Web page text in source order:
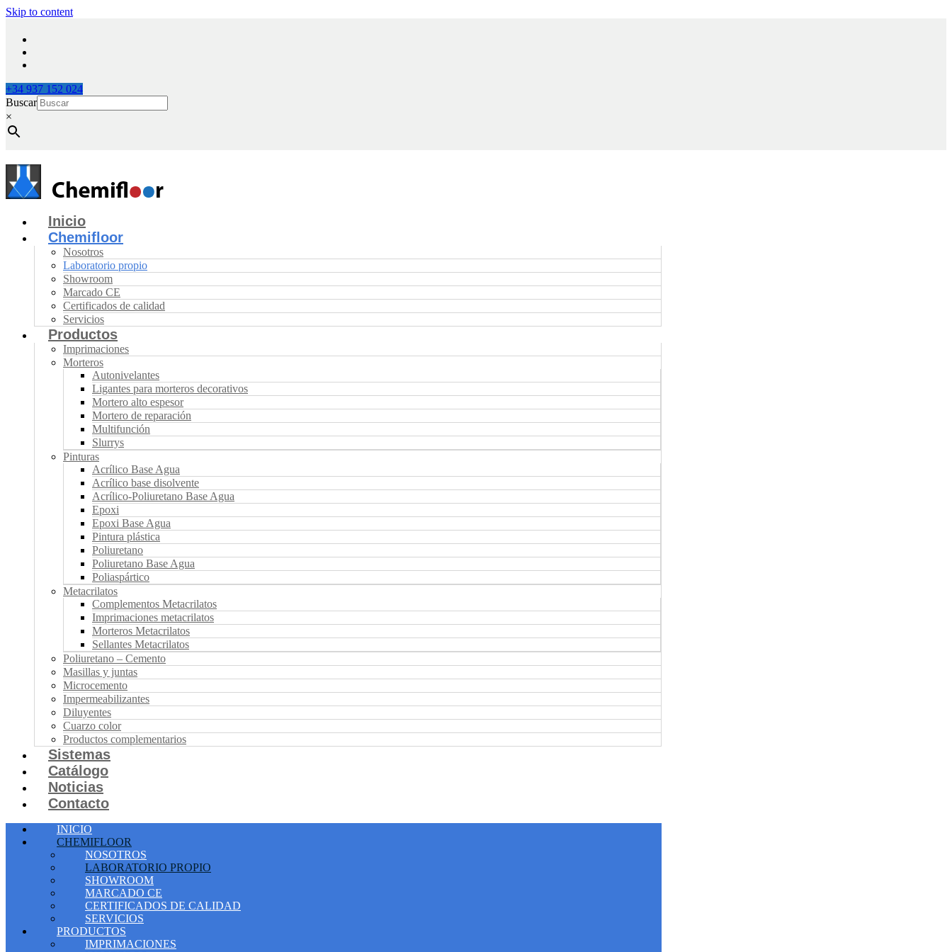
Skip to content
+34 937 152 024
Buscar
×
Inicio
Chemifloor
Nosotros
Laboratorio propio
Showroom
Marcado CE
Certificados de calidad
Servicios
Productos
Imprimaciones
Morteros
Autonivelantes
Ligantes para morteros decorativos
Mortero alto espesor
Mortero de reparación
Multifunción
Slurrys
Pinturas
Acrílico Base Agua
Acrílico base disolvente
Acrílico-Poliuretano Base Agua
Epoxi
Epoxi Base Agua
Pintura plástica
Poliuretano
Poliuretano Base Agua
Poliaspártico
Metacrilatos
Complementos Metacrilatos
Imprimaciones metacrilatos
Morteros Metacrilatos
Sellantes Metacrilatos
Poliuretano – Cemento
Masillas y juntas
Microcemento
Impermeabilizantes
Diluyentes
Cuarzo color
Productos complementarios
Sistemas
Catálogo
Noticias
Contacto
INICIO
CHEMIFLOOR
NOSOTROS
LABORATORIO PROPIO
SHOWROOM
MARCADO CE
CERTIFICADOS DE CALIDAD
SERVICIOS
PRODUCTOS
IMPRIMACIONES